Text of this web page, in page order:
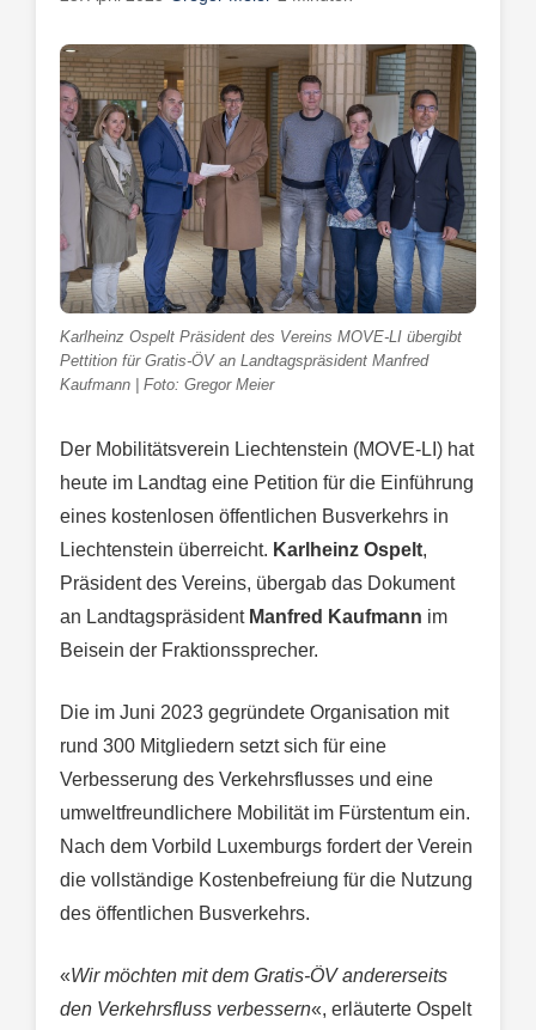
Karlheinz Ospelt Präsident des Vereins MOVE-LI übergibt
Pettition für Gratis-ÖV an Landtagspräsident Manfred
Kaufmann | Foto: Gregor Meier
Der Mobilitätsverein Liechtenstein (MOVE-LI) hat
heute im Landtag eine Petition für die Einführung
eines kostenlosen öffentlichen Busverkehrs in
Liechtenstein überreicht. Karlheinz Ospelt,
Präsident des Vereins, übergab das Dokument
an Landtagspräsident Manfred Kaufmann im
Beisein der Fraktionssprecher.
Die im Juni 2023 gegründete Organisation mit
rund 300 Mitgliedern setzt sich für eine
Verbesserung des Verkehrsflusses und eine
umweltfreundlichere Mobilität im Fürstentum ein.
Nach dem Vorbild Luxemburgs fordert der Verein
die vollständige Kostenbefreiung für die Nutzung
des öffentlichen Busverkehrs.
«Wir möchten mit dem Gratis-ÖV andererseits
den Verkehrsfluss verbessern«, erläuterte Ospelt